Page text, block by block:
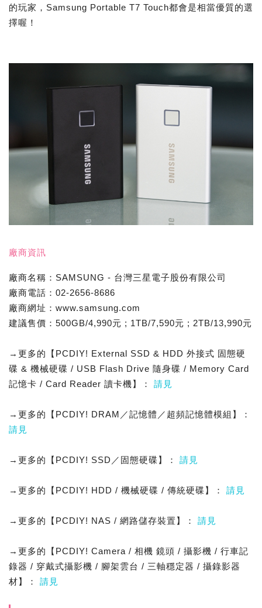
的玩家，Samsung Portable T7 Touch都會是相當優質的選
擇喔！
廠商資訊
廠商名稱：SAMSUNG - 台灣三星電子股份有限公司
廠商電話：02-2656-8686
廠商網址：www.samsung.com
建議售價：500GB/4,990元 ; 1TB/7,590元 ; 2TB/13,990元
→更多的【PCDIY! External SSD & HDD 外接式 固態硬
碟 & 機械硬碟 / USB Flash Drive 隨身碟 / Memory Card
記憶卡 / Card Reader 讀卡機】： 請見
→更多的【PCDIY! DRAM／記憶體／超頻記憶體模組】：
請見
→更多的【PCDIY! SSD／固態硬碟】： 請見
→更多的【PCDIY! HDD / 機械硬碟 / 傳統硬碟】： 請見
→更多的【PCDIY! NAS / 網路儲存裝置】： 請見
→更多的【PCDIY! Camera / 相機 鏡頭 / 攝影機 / 行車記
錄器 / 穿戴式攝影機 / 腳架雲台 / 三軸穩定器 / 攝錄影器
材】： 請見